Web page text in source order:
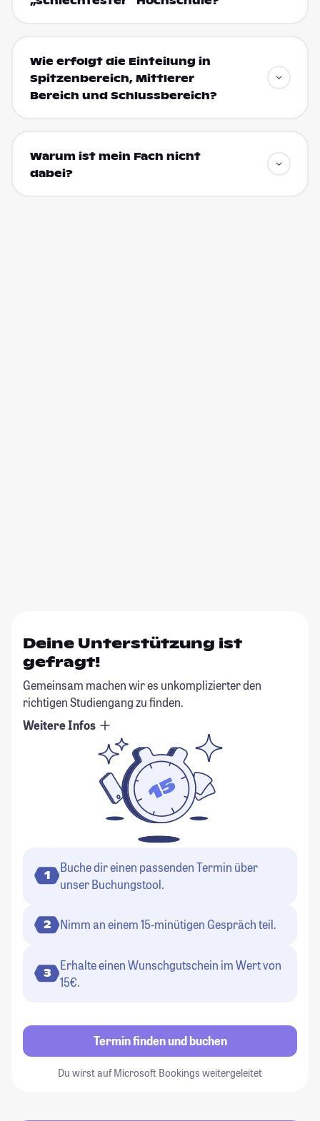
Wie erfolgt die Einteilung in
Spitzenbereich, Mittlerer
Bereich und Schlussbereich?
Warum ist mein Fach nicht
dabei?
Deine Unterstützung ist
gefragt!
Gemeinsam machen wir es unkomplizierter den
richtigen Studiengang zu finden.
Weitere Infos
1
Buche dir einen passenden Termin über
unser Buchungstool.
2 Nimm an einem 15-minütigen Gespräch teil.
3
Erhalte einen Wunschgutschein im Wert von
15€.
Termin finden und buchen
Du wirst auf Microsoft Bookings weitergeleitet